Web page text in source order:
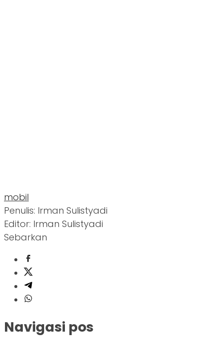
mobil
Penulis: Irman Sulistyadi
Editor: Irman Sulistyadi
Sebarkan
Navigasi pos